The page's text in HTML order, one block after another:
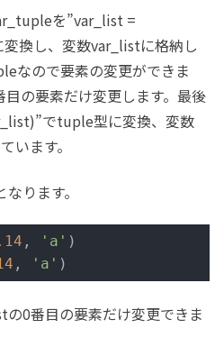
を”var_list =
換し、変数var_listに格納し
なので要素の変更ができま
の要素だけ変更します。最後
でtuple型に変換、変数
います。
ります。
, 'a'
, 'a' )
0番目の要素だけ変更できま